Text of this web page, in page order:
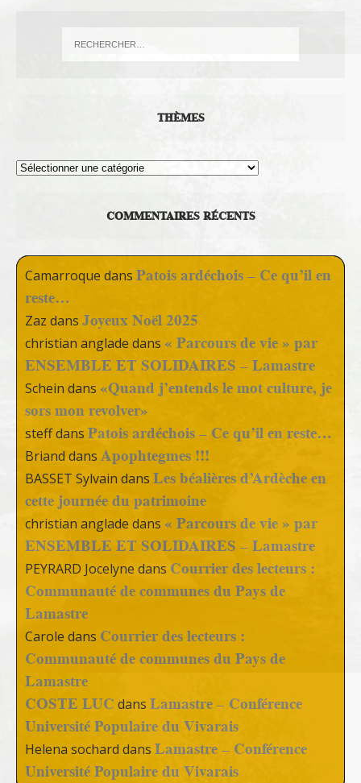
THÈMES
Thèmes
COMMENTAIRES RÉCENTS
Camarroque dans Patois ardéchois – Ce qu’il en
reste…
Zaz dans Joyeux Noël 2025
christian anglade dans « Parcours de vie » par
ENSEMBLE ET SOLIDAIRES – Lamastre
Schein dans «Quand j’entends le mot culture, je
sors mon revolver»
steffdans Patois ardéchois – Ce qu’il en reste…
Briand dans Apophtegmes !!!
BASSET Sylvain dans Les béalières d’Ardèche en
cette journée du patrimoine
christian anglade dans « Parcours de vie » par
ENSEMBLE ET SOLIDAIRES – Lamastre
PEYRARD Jocelyne dans Courrier des lecteurs :
Communauté de communes du Pays de
Lamastre
Carole dans Courrier des lecteurs :
Communauté de communes du Pays de
Lamastre
COSTE LUC dans Lamastre – Conférence
Université Populaire du Vivarais
Helena sochard dans Lamastre – Conférence
Université Populaire du Vivarais